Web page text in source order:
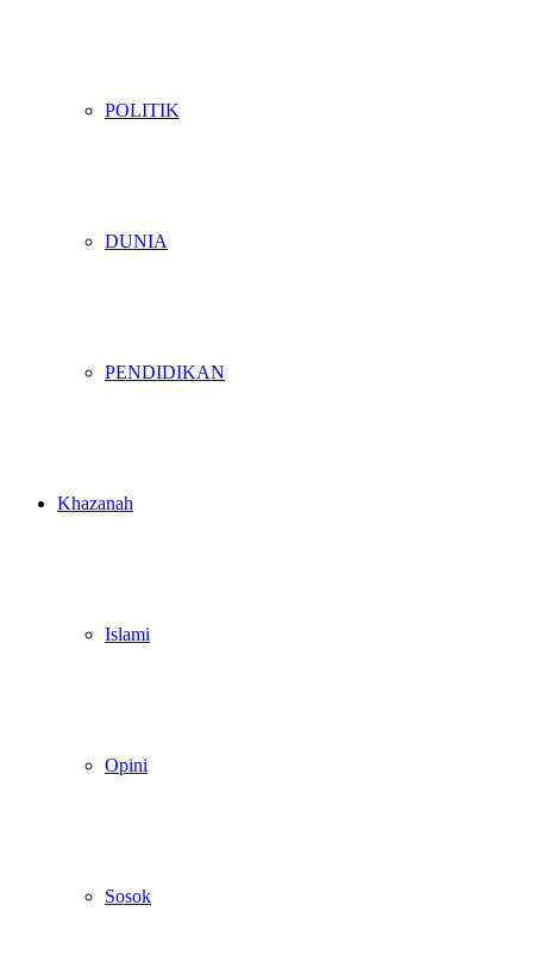
POLITIK
DUNIA
PENDIDIKAN
Khazanah
Islami
Opini
Sosok